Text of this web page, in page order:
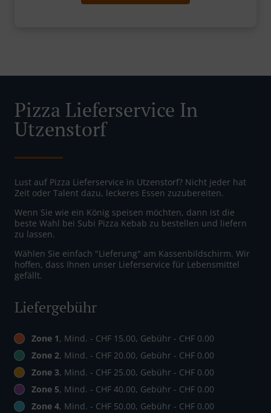
Pizza Lieferservice In
Utzenstorf
Lust auf Pizza Lieferservice in Utzenstorf? Nicht jeder hat
Zeit oder Talent dazu, leckeres Essen zuzubereiten.
Wenn Sie wie ein König speisen möchten, dann ist die
beste Wahl bei Subi Pizza Kebab zu bestellen und liefern
zu lassen.
Wählen Sie einfach "Lieferung" am Kassenbildschirm. Wir
hoffen, dass Ihnen unser Lieferservice für Lebensmittel
gefällt.
Liefergebühr
Zone 1, Mind. - CHF 15.00, Gebühr - CHF 0.00
Zone 2, Mind. - CHF 20.00, Gebühr - CHF 0.00
Zone 3, Mind. - CHF 25.00, Gebühr - CHF 0.00
Zone 5, Mind. - CHF 40.00, Gebühr - CHF 0.00
Zone 4, Mind. - CHF 50.00, Gebühr - CHF 0.00